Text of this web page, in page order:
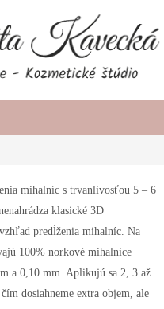
mihalníc s trvanlivosťou 5 – 6
klasické 3D
predĺženia mihalníc. Na
100% norkové mihalnice
a 0,10 mm. Aplikujú sa 2, 3 až
dosiahneme extra objem, ale